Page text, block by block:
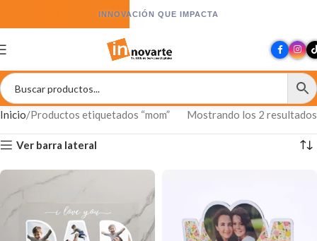
INNOVACIÓN QUE IMPACTA
Inicio Productos etiquetados “mom” Mostrando los 2 resultados
Ver barra lateral